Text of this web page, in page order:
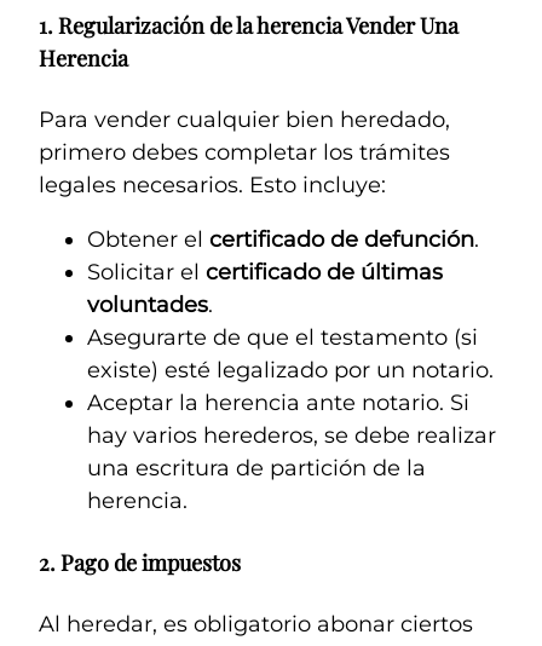
1.Regularización de la herenciaVender Una
Herencia
Para vender cualquier bien heredado,
primero debes completar los trámites
legales necesarios. Esto incluye:
Obtener el certificado de defunción.
Solicitar el certificado de últimas
voluntades.
Asegurarte de que el testamento (si
existe) esté legalizado por un notario.
Aceptar la herencia ante notario. Si
hay varios herederos, se debe realizar
una escritura de partición de la
herencia.
2.Pago de impuestos
Al heredar, es obligatorio abonar ciertos